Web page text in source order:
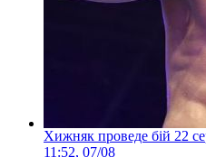
Хижняк проведе бій 22
11:52, 07/08